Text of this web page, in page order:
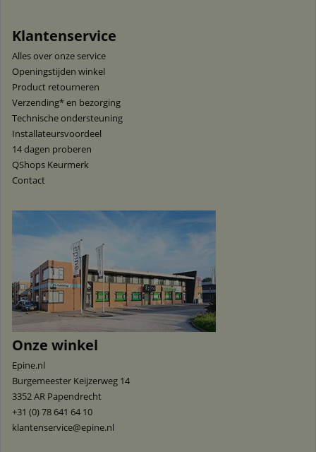
Klantenservice
Alles over onze service
Openingstijden winkel
Product retourneren
Verzending* en bezorging
Technische ondersteuning
Installateursvoordeel
14 dagen proberen
QShops Keurmerk
Contact
Onze winkel
Epine.nl
Burgemeester Keijzerweg 14
3352 AR Papendrecht
+31 (0) 78 641 64 10
klantenservice@epine.nl